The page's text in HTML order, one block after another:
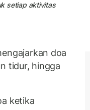
setiap aktivitas
doa
tidur, hingga
ketika